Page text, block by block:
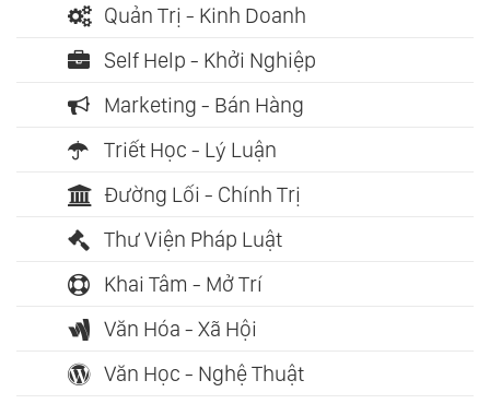
Quản Trị - Kinh Doanh
Self Help - Khởi Nghiệp
Marketing - Bán Hàng
Triết Học - Lý Luận
Đường Lối - Chính Trị
Thư Viện Pháp Luật
Khai Tâm - Mở Trí
Văn Hóa - Xã Hội
Văn Học - Nghệ Thuật